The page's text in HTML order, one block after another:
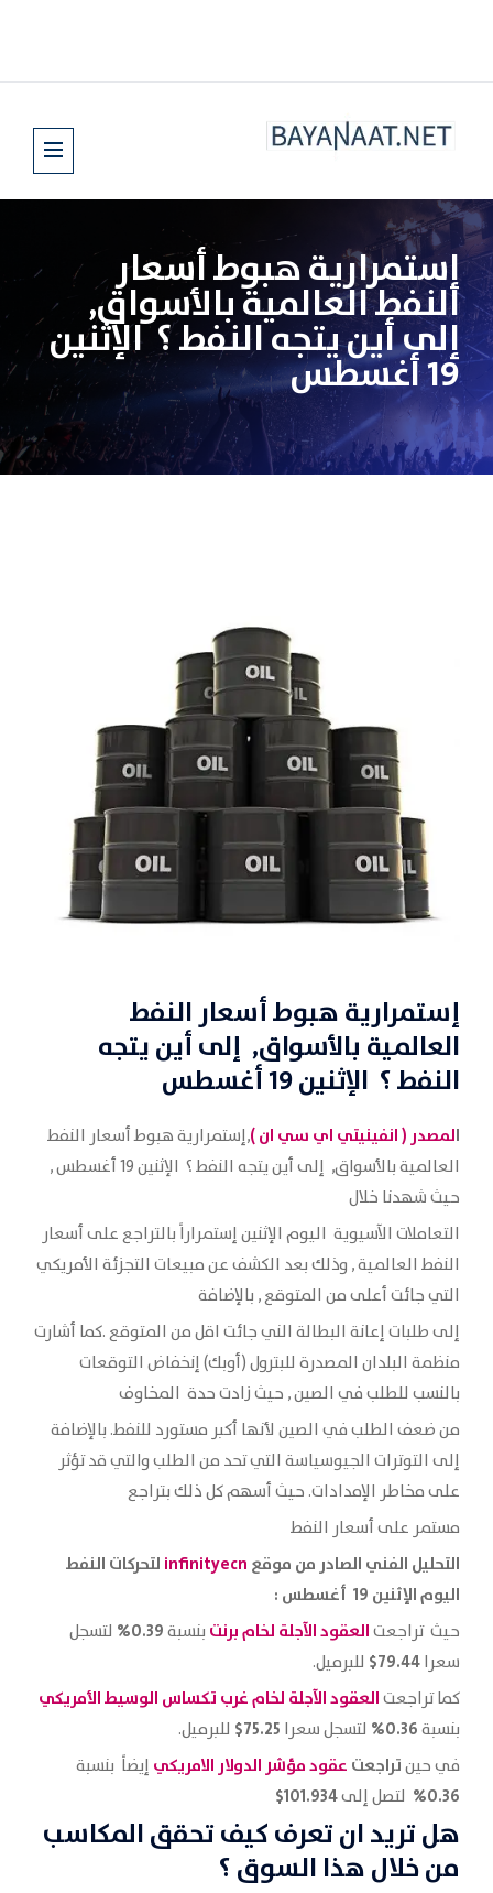
إستمرارية هبوط أسعار
النفط العالمية بالأسواق,
إلى أين يتجه النفط ؟ الإثنين
19 أغسطس
إستمرارية هبوط أسعار النفط
العالمية بالأسواق, إلى أين يتجه
النفط ؟ الإثنين 19 أغسطس
المصدر (انفينيتي اي سي ان),إستمرارية هبوط أسعار النفط
العالمية بالأسواق, إلى أين يتجه النفط ؟ الإثنين 19 أغسطس ,
حيث شهدنا خلال
التعاملات الآسيوية اليوم الإثنين إستمراراً بالتراجع على أسعار
النفط العالمية , وذلك بعد الكشف عن مبيعات التجزئة الأمريكي
التي جائت أعلى من المتوقع , بالإضافة
إلى طلبات إعانة البطالة الني جائت اقل من المتوقع .كما أشارت
منظمة البلدان المصدرة للبترول (أوبك) إنخفاض التوقعات
بالنسب للطلب في الصين , حيث زادت حدة المخاوف
من ضعف الطلب في الصين لأنها أكبر مستورد للنفط. بالإضافة
إلى التوترات الجيوسياسة التي تحد من الطلب والتي قد تؤثر
على مخاطر الإمدادات. حيث أسهم كل ذلك بتراجع
مستمر على أسعار النفط
التحليل الفني الصادر من موقع infinityecn لتحركات النفط
اليوم الإثنين 19 أغسطس
:
حيث تراجعتالعقود الآجلة لخامبرنت بنسبة0.39%
لتسجل
سعرا79.44$ للبرميل.
كما تراجعتالعقود الآجلة لخام غرب تكساس الوسيط الأمريكي
بنسبة0.36% لتسجل سعرا 75.25$ للبرميل.
في حينتراجعت عقود مؤشر الدولارالامريكي إيضاً بنسبة
0.36% لتصل إلى101.934$
هل تريد ان تعرف كيف تحقق المكاسب
من خلال هذا السوق ؟